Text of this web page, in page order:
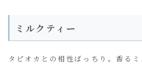
ミルクティー
タピオカとの相性ばっちり。香るミ